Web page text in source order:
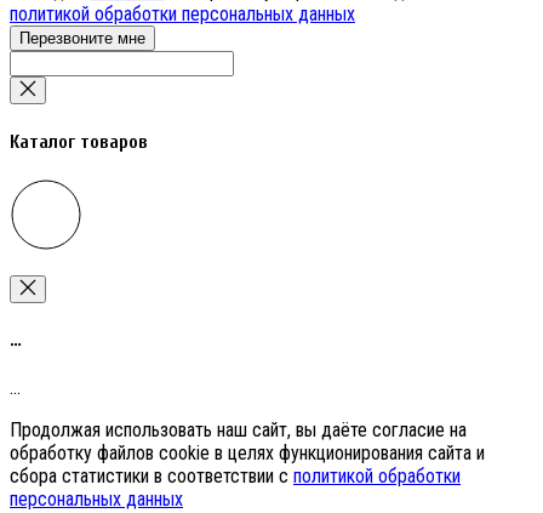
политикой обработки персональных данных
Перезвоните мне
Каталог товаров
…
…
Продолжая использовать наш сайт, вы даёте согласие на
обработку файлов cookie в целях функционирования сайта и
сбора статистики в соответствии с политикой обработки
персональных данных